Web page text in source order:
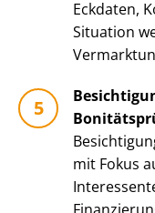
Eckdaten,
Situation
mit Fokus